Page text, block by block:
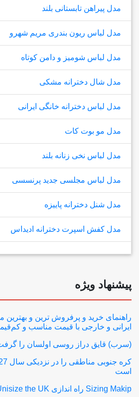
مدل پیراهن تابستانی بلند
مدل لباس ریون بندری مریم شهرو
مدل لباس شومیز و دامن کوتاه
مدل شال دخترانه مشکی
مدل لباس دخترانه خانگی ایرانی
مدل مو بوت کات
مدل لباس نخی زنانه بلند
مدل لباس مجلسی جدید پرنسسی
مدل شنل دخترانه پاییزه
مدل کفش اسپرت دخترانه ادیداس
پیشنهاد ویژه
راهنمای خرید و پرفروش ترین و بهترین
ایرانی و خارجی با قیمت مناسب و
(سرب) قایق دراز روسی اولسان را
است
Sizing Makip راه اندازی Unisize the UK "بحران بازگشت"